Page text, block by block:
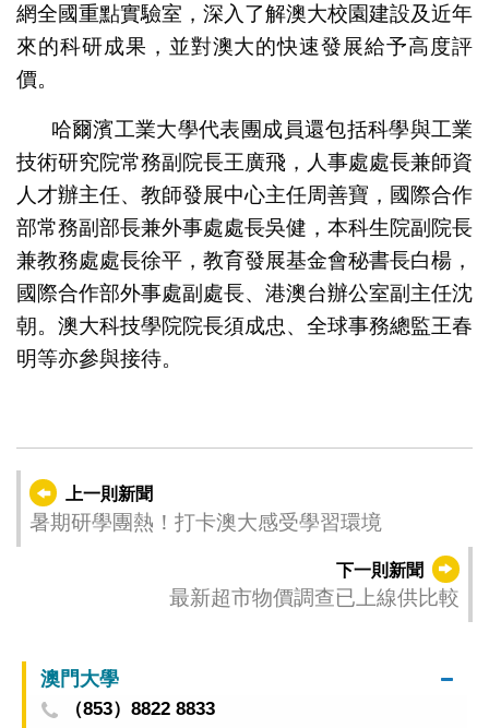
網全國重點實驗室，深入了解澳大校園建設及近年
來的科研成果，並對澳大的快速發展給予高度評
價。
哈爾濱工業大學代表團成員還包括科學與工業
技術研究院常務副院長王廣飛，人事處處長兼師資
人才辦主任、教師發展中心主任周善寶，國際合作
部常務副部長兼外事處處長吳健，本科生院副院長
兼教務處處長徐平，教育發展基金會秘書長白楊，
國際合作部外事處副處長、港澳台辦公室副主任沈
朝。澳大科技學院院長須成忠、全球事務總監王春
明等亦參與接待。
上一則新聞
暑期研學團熱！打卡澳大感受學習環境
下一則新聞
最新超市物價調查已上線供比較
澳門大學
（853）8822 8833